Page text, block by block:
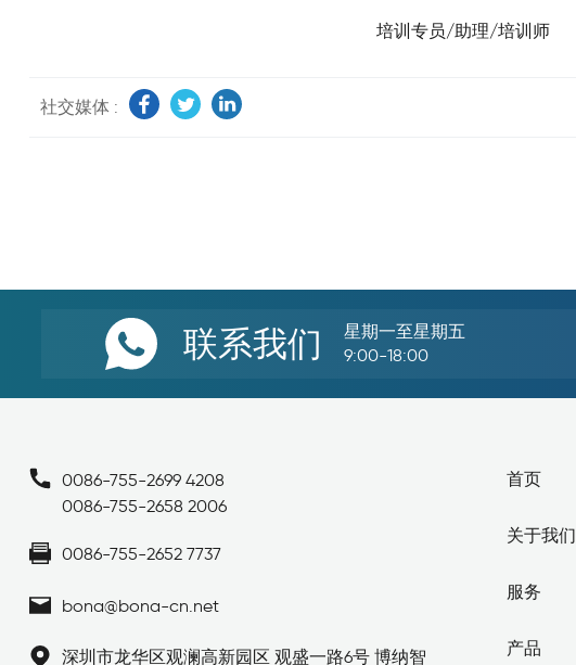
培训专员/助理/培训师
社交媒体 :
联系我们
星期一至星期五
9:00-18:00
0086-755-2699 4208
0086-755-2658 2006
0086-755-2652 7737
bona@bona-cn.net
深圳市龙华区观澜高新园区 观盛一路6号 博纳智
首页
关于我们
服务
产品